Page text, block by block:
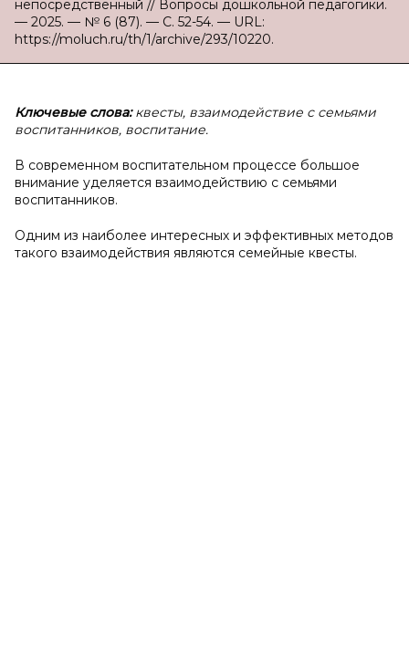
непосредственный // Вопросы дошкольной педагогики.
— 2025. — № 6 (87). — С. 52-54. — URL:
https://moluch.ru/th/1/archive/293/10220.
Ключевые слова:квесты, взаимодействие с семьями
воспитанников, воспитание.
В современном воспитательном процессе большое
внимание уделяется взаимодействию с семьями
воспитанников.
Одним из наиболее интересных и эффективных методов
такого взаимодействия являются семейные квесты.